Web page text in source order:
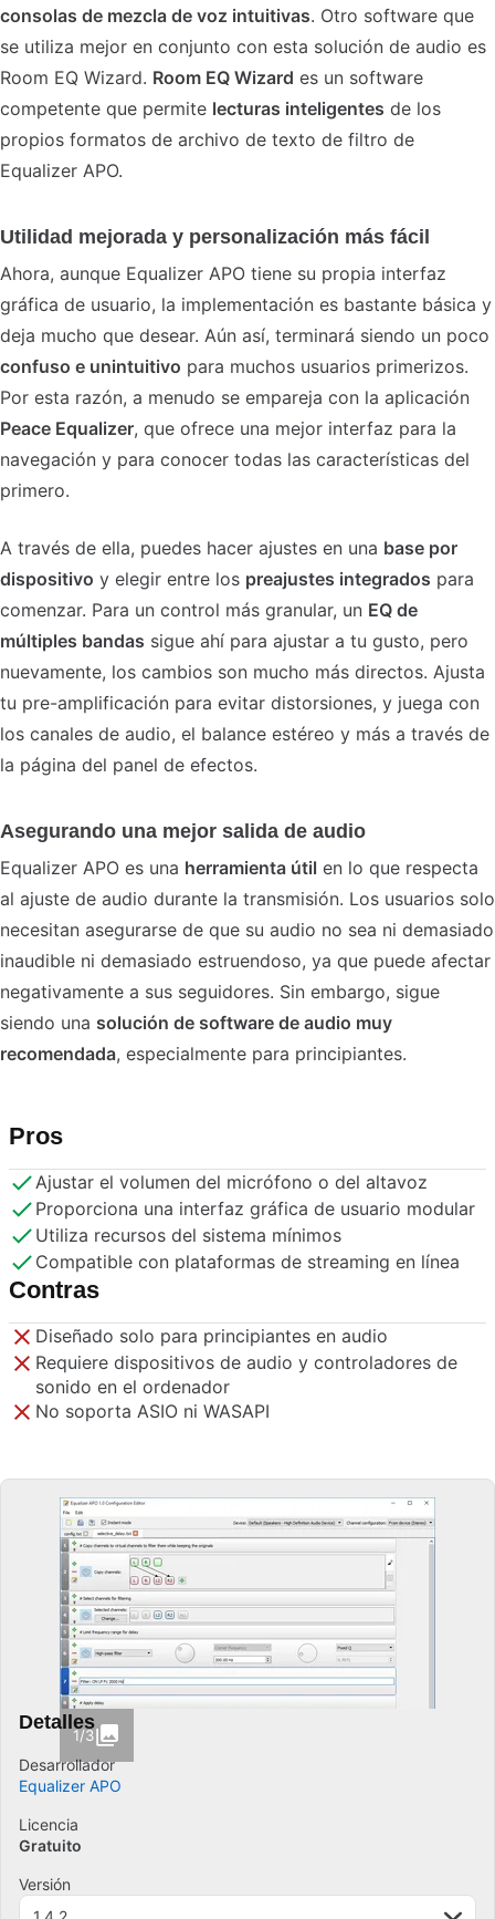
consolas de mezcla de voz intuitivas. Otro software que
se utiliza mejor en conjunto con esta solución de audio es
Room EQ Wizard. Room EQ Wizard es un software
competente que permite lecturas inteligentes de los
propios formatos de archivo de texto de filtro de
Equalizer APO.
Utilidad mejorada y personalización más fácil
Ahora, aunque Equalizer APO tiene su propia interfaz
gráfica de usuario, la implementación es bastante básica y
deja mucho que desear. Aún así, terminará siendo un poco
confuso e unintuitivo para muchos usuarios primerizos.
Por esta razón, a menudo se empareja con la aplicación
Peace Equalizer, que ofrece una mejor interfaz para la
navegación y para conocer todas las características del
primero.
A través de ella, puedes hacer ajustes en una base por
dispositivo y elegir entre los preajustes integrados para
comenzar. Para un control más granular, un EQ de
múltiples bandas sigue ahí para ajustar a tu gusto, pero
nuevamente, los cambios son mucho más directos. Ajusta
tu pre-amplificación para evitar distorsiones, y juega con
los canales de audio, el balance estéreo y más a través de
la página del panel de efectos.
Asegurando una mejor salida de audio
Equalizer APO es una herramienta útil en lo que respecta
al ajuste de audio durante la transmisión. Los usuarios solo
necesitan asegurarse de que su audio no sea ni demasiado
inaudible ni demasiado estruendoso, ya que puede afectar
negativamente a sus seguidores. Sin embargo, sigue
siendo una solución de software de audio muy
recomendada, especialmente para principiantes.
Pros
Ajustar el volumen del micrófono o del altavoz
Proporciona una interfaz gráfica de usuario modular
Utiliza recursos del sistema mínimos
Compatible con plataformas de streaming en línea
Contras
Diseñado solo para principiantes en audio
Requiere dispositivos de audio y controladores de
sonido en el ordenador
No soporta ASIO ni WASAPI
1/3
Detalles
Desarrollador
Equalizer APO
Licencia
Gratuito
Versión